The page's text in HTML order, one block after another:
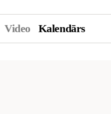
Video Kalendārs